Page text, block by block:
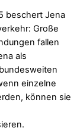
beschert Jena
Große
fallen
als
einzelne
können sie